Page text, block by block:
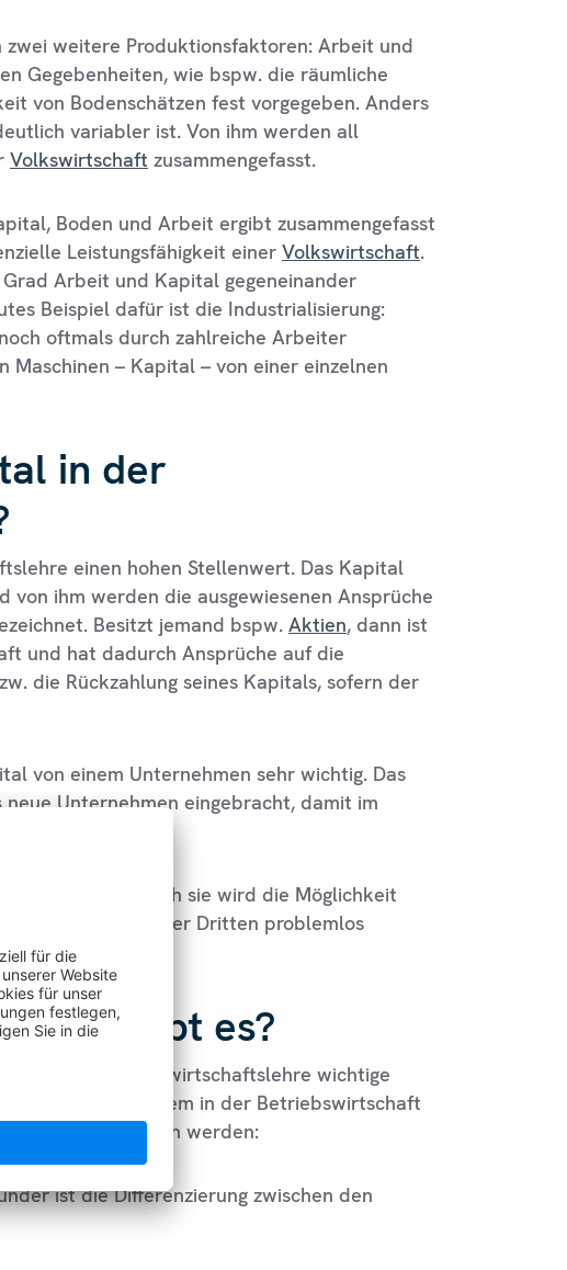
weitere Produktionsfaktoren: Arbeit und
Gegebenheiten, wie bspw. die räumliche
von Bodenschätzen fest vorgegeben. Anders
variabler ist. Von ihm werden all
Volkswirtschaft zusammengefasst.
Boden und Arbeit ergibt zusammengefasst
Leistungsfähigkeit einer Volkswirtschaft.
Arbeit und Kapital gegeneinander
Beispiel dafür ist die Industrialisierung:
oftmals durch zahlreiche Arbeiter
– Kapital – von einer einzelnen
in der
einen hohen Stellenwert. Das Kapital
von ihm werden die ausgewiesenen Ansprüche
Besitzt jemand bspw. Aktien, dann ist
und hat dadurch Ansprüche auf die
die Rückzahlung seines Kapitals, sofern der
von einem Unternehmen sehr wichtig. Das
Unternehmen eingebracht, damit im
Liquidität. Durch sie wird die Möglichkeit
gegenüber Dritten problemlos
gibt es?
in der Betriebswirtschaftslehre wichtige
Vor allem in der Betriebswirtschaft
unterschieden werden:
ist die Differenzierung zwischen den